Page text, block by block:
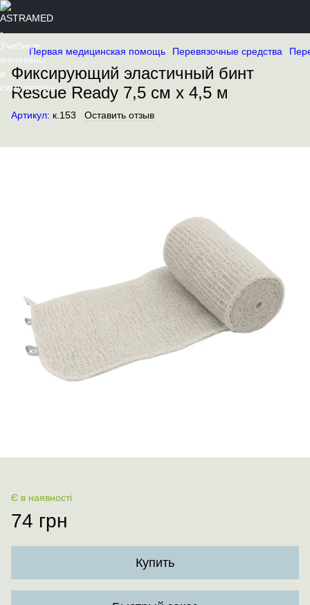
Первая медицинская помощь Перевязочные средства
Фиксирующий эластичный бинт
Rescue Ready 7,5 см х 4,5 м
Артикул: к.153 Оставить отзыв
Є в наявності
74 грн
Купить